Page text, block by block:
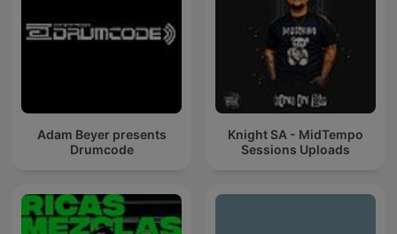
Adam Beyer presents
Drumcode
Knight SA - MidTempo
Sessions Uploads